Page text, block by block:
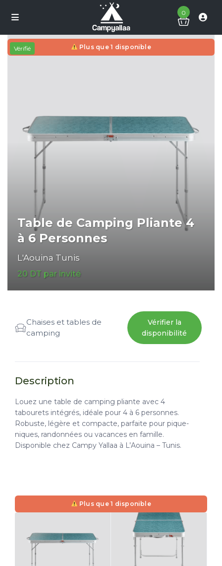
0
Vérifié
Table de Camping Pliante 4
à 6 Personnes
L'Aouina Tunis
20 DT par invité
Plus que 1 disponible
Chaises et tables de
camping
Vérifier la
disponibilité
Description
Louez une table de camping pliante avec 4
tabourets intégrés, idéale pour 4 à 6 personnes.
Robuste, légère et compacte, parfaite pour pique-
niques, randonnées ou vacances en famille.
Disponible chez Campy Yallaa à L’Aouina – Tunis.
Plus que 1 disponible